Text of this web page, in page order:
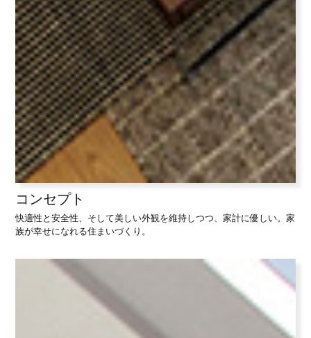
コンセプト
快適性と安全性、そして美しい外観を維持しつつ、家計に優しい。家
族が幸せになれる住まいづくり。